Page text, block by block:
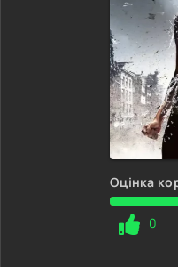
Оцінка
0